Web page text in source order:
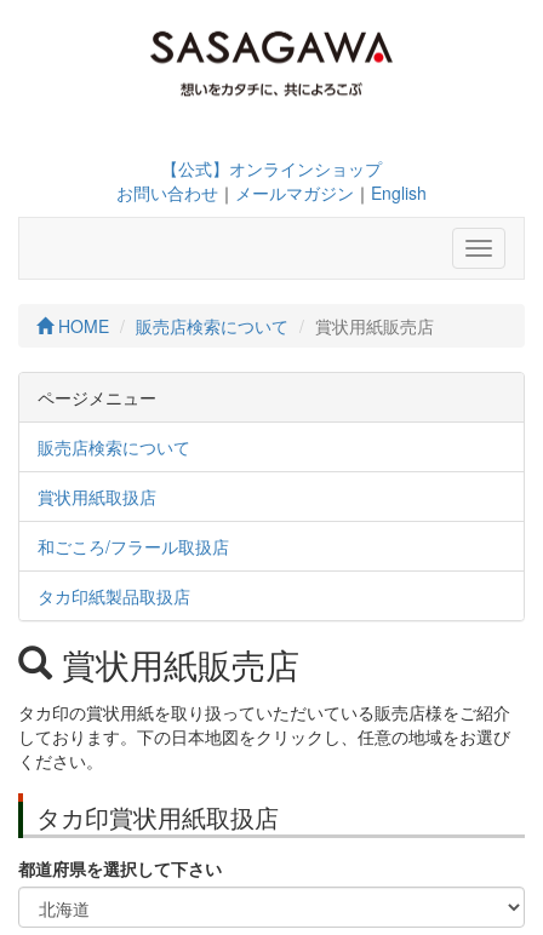
【公式】オンラインショップ
お問い合わせ ｜ メールマガジン ｜ English
Toggle
HOME 販売店検索について 賞状用紙販売店
ページメニュー
販売店検索について
賞状用紙取扱店
和ごころ/フラール取扱店
タカ印紙製品取扱店
賞状用紙販売店
タカ印の賞状用紙を取り扱っていただいている販売店様をご紹介
しております。下の日本地図をクリックし、任意の地域をお選び
ください。
タカ印賞状用紙取扱店
都道府県を選択して下さい